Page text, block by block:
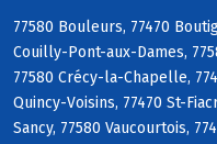
77580 Bouleurs, 77470
Couilly-Pont-aux-Dames,
77580 Crécy-la-Chapelle,
Quincy-Voisins, 77470 St-
Sancy, 77580 Vaucourtois,